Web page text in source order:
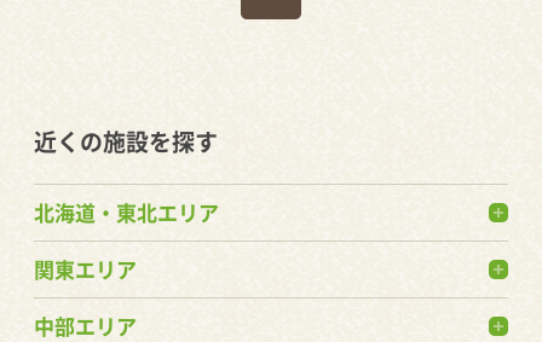
近くの施設を探す
北海道・東北エリア
関東エリア
中部エリア